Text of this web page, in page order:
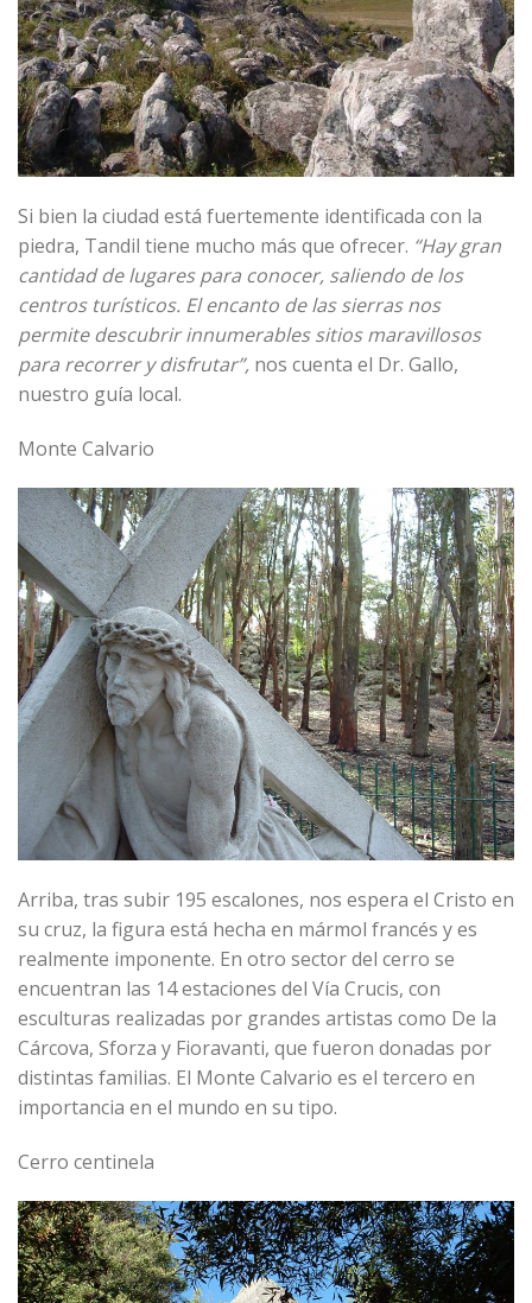
Si bien la ciudad está fuertemente identificada con la
piedra, Tandil tiene mucho más que ofrecer. “Hay gran
cantidad de lugares para conocer, saliendo de los
centros turísticos. El encanto de las sierras nos
permite descubrir innumerables sitios maravillosos
para recorrer y disfrutar”, nos cuenta el Dr. Gallo,
nuestro guía local.
Monte Calvario
Arriba, tras subir 195 escalones, nos espera el Cristo en
su cruz, la figura está hecha en mármol francés y es
realmente imponente. En otro sector del cerro se
encuentran las 14 estaciones del Vía Crucis, con
esculturas realizadas por grandes artistas como De la
Cárcova, Sforza y Fioravanti, que fueron donadas por
distintas familias. El Monte Calvario es el tercero en
importancia en el mundo en su tipo.
Cerro centinela